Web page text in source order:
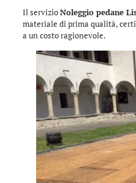
Il servizioNoleggio pedane
materiale di prima qualità,
a un costo ragionevole.